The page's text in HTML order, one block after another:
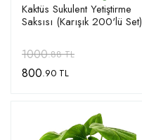
Kaktüs Sukulent Yetiştirme
Saksısı (Karışık 200'lü Set)
1000.88 TL
800.90 TL